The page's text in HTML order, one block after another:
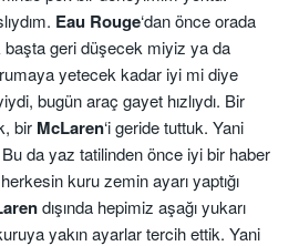
Eau Rouge‘dan önce orada
başta geri düşecek miyiz ya da
yetecek kadar iyi mi diye
bugün araç gayet hızlıydı. Bir
bir McLaren‘i geride tuttuk. Yani
da yaz tatilinden önce iyi bir haber
kuru zemin ayarı yaptığı
dışında hepimiz aşağı yukarı
yakın ayarlar tercih ettik. Yani